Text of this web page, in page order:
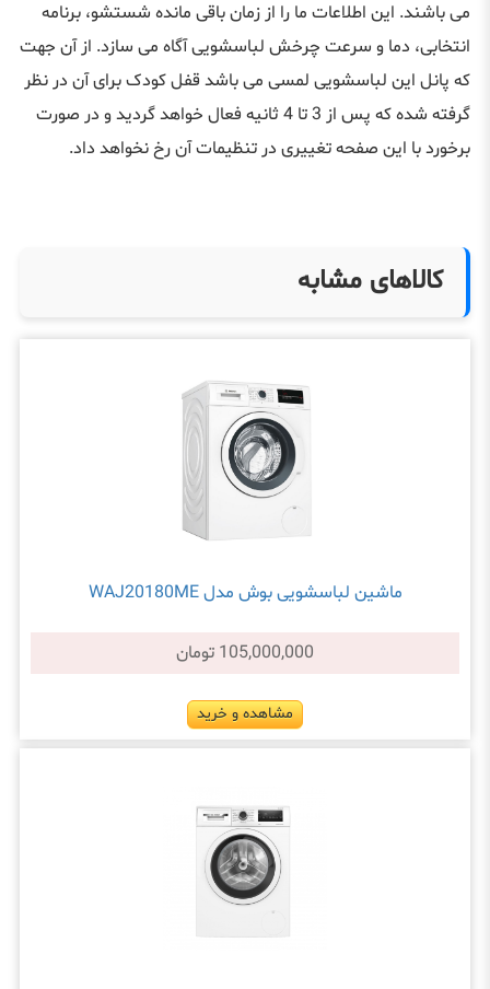
می باشند. این اطلاعات ما را از زمان باقی مانده شستشو، برنامه
انتخابی، دما و سرعت چرخش لباسشویی آگاه می سازد. از آن جهت
که پانل این لباسشویی لمسی می باشد قفل کودک برای آن در نظر
گرفته شده که پس از 3 تا 4 ثانیه فعال خواهد گردید و در صورت
برخورد با این صفحه تغییری در تنظیمات آن رخ نخواهد داد.
کالاهای مشابه
ماشین لباسشویی بوش مدل WAJ20180ME
105,000,000 تومان
مشاهده و خرید